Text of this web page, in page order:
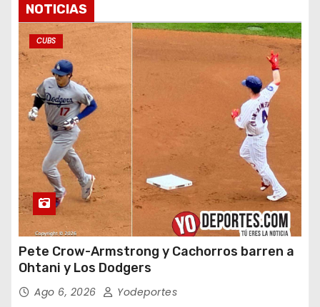
NOTICIAS
CUBS
Pete Crow-Armstrong y Cachorros barren a
Ohtani y Los Dodgers
Ago 6, 2026 Yodeportes